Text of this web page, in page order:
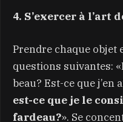
4. S’exercer à l’art
Prendre chaque objet
questions suivantes:
beau? Est-ce que j’en
est-ce que je le
fardeau?». Se